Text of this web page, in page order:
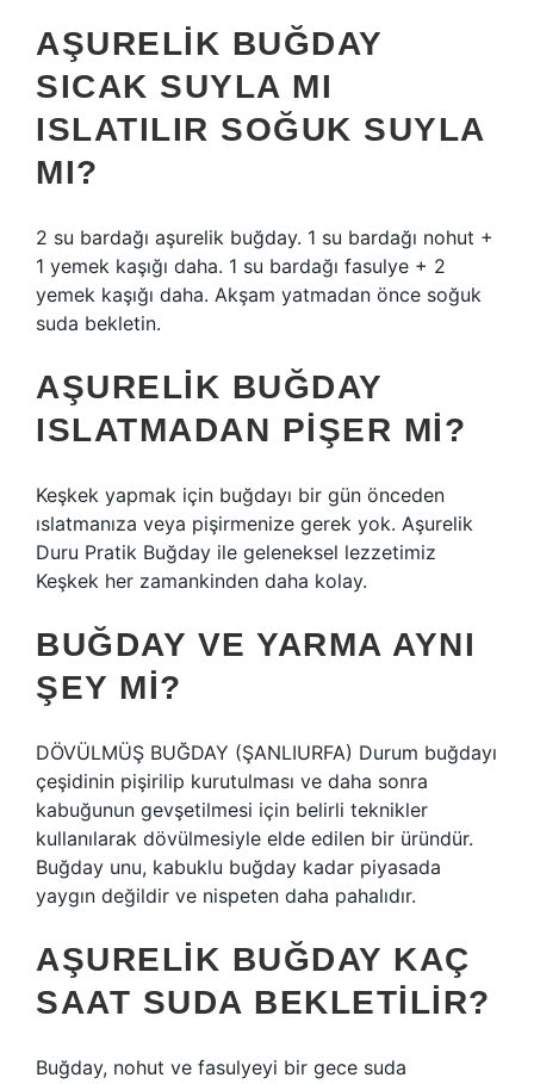
AŞURELIK BUĞDAY
SICAK SUYLA MI
ISLATILIR SOĞUK SUYLA
MI?
2 su bardağı aşurelik buğday. 1 su bardağı nohut +
1 yemek kaşığı daha. 1 su bardağı fasulye + 2
yemek kaşığı daha. Akşam yatmadan önce soğuk
suda bekletin.
AŞURELIK BUĞDAY
ISLATMADAN PIŞER MI?
Keşkek yapmak için buğdayı bir gün önceden
ıslatmanıza veya pişirmenize gerek yok. Aşurelik
Duru Pratik Buğday ile geleneksel lezzetimiz
Keşkek her zamankinden daha kolay.
BUĞDAY VE YARMA AYNI
ŞEY MI?
DÖVÜLMÜŞ BUĞDAY (ŞANLIURFA) Durum buğdayı
çeşidinin pişirilip kurutulması ve daha sonra
kabuğunun gevşetilmesi için belirli teknikler
kullanılarak dövülmesiyle elde edilen bir üründür.
Buğday unu, kabuklu buğday kadar piyasada
yaygın değildir ve nispeten daha pahalıdır.
AŞURELIK BUĞDAY KAÇ
SAAT SUDA BEKLETILIR?
Buğday, nohut ve fasulyeyi bir gece suda